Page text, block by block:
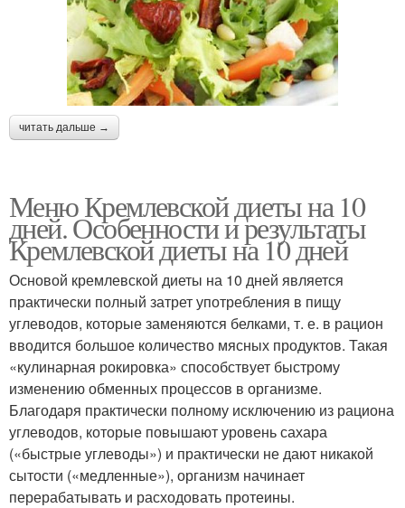
читать дальше →
Меню Кремлевской диеты на 10
дней. Особенности и результаты
Кремлевской диеты на 10 дней
Основой кремлевской диеты на 10 дней является
практически полный затрет употребления в пищу
углеводов, которые заменяются белками, т. е. в рацион
вводится большое количество мясных продуктов. Такая
«кулинарная рокировка» способствует быстрому
изменению обменных процессов в организме.
Благодаря практически полному исключению из рациона
углеводов, которые повышают уровень сахара
(«быстрые углеводы») и практически не дают никакой
сытости («медленные»), организм начинает
перерабатывать и расходовать протеины.